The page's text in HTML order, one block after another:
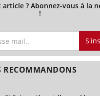
article ? Abonnez-vous à la
!
RECOMMANDONS